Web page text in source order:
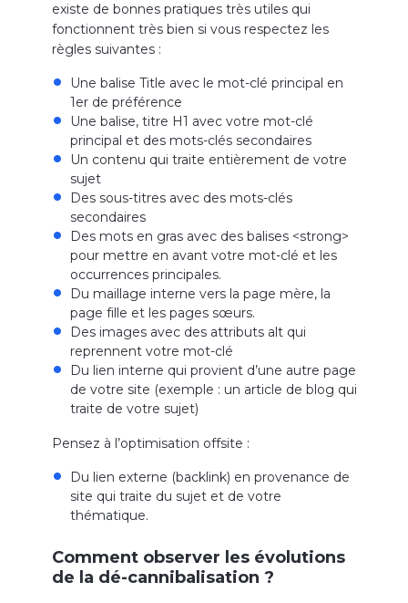
existe de bonnes pratiques très utiles qui
fonctionnent très bien si vous respectez les
règles suivantes :
Une balise Title avec le mot-clé principal en
1er de préférence
Une balise, titre H1 avec votre mot-clé
principal et des mots-clés secondaires
Un contenu qui traite entièrement de votre
sujet
Des sous-titres avec des mots-clés
secondaires
Des mots en gras avec des balises <strong>
pour mettre en avant votre mot-clé et les
occurrences principales.
Du maillage interne vers la page mère, la
page fille et les pages sœurs.
Des images avec des attributs alt qui
reprennent votre mot-clé
Du lien interne qui provient d’une autre page
de votre site (exemple : un article de blog qui
traite de votre sujet)
Pensez à l’optimisation offsite :
Du lien externe (backlink) en provenance de
site qui traite du sujet et de votre
thématique.
Comment observer les évolutions
de la dé-cannibalisation ?